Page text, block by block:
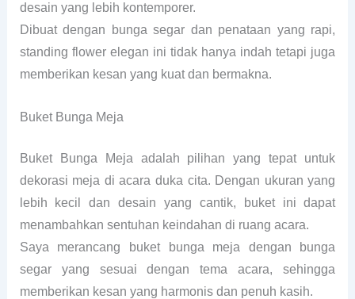
desain yang lebih kontemporer.
Dibuat dengan bunga segar dan penataan yang rapi,
standing flower elegan ini tidak hanya indah tetapi juga
memberikan kesan yang kuat dan bermakna.
Buket Bunga Meja
Buket Bunga Meja adalah pilihan yang tepat untuk
dekorasi meja di acara duka cita. Dengan ukuran yang
lebih kecil dan desain yang cantik, buket ini dapat
menambahkan sentuhan keindahan di ruang acara.
Saya merancang buket bunga meja dengan bunga
segar yang sesuai dengan tema acara, sehingga
memberikan kesan yang harmonis dan penuh kasih.